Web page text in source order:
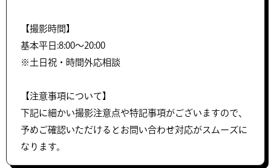
【撮影時間】
基本平日:8:00〜20:00
※土日祝・時間外応相談
【注意事項について】
下記に細かい撮影注意点や特記事項がございますので、
予めご確認いただけるとお問い合わせ対応がスムーズに
なります。